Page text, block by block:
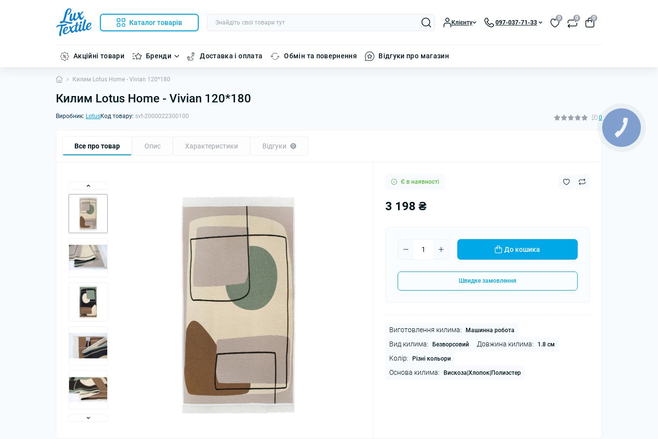
Каталог товарів Клієнту 097-037-71-33
0 0 0
Акційні товари Бренди Доставка і оплата Обмін та повернення Відгуки про магазин
Килим Lotus Home - Vivian 120*180
Килим Lotus Home - Vivian 120*180
Виробник: LotusКод товару: svt-2000022300100 0
Все про товар Опис Характеристики Відгуки 0
Є в наявності
3 198 ₴
До кошика
Швидке замовлення
Виготовлення килима: Машинна робота
Вид килима: Безворсовий Довжина килима: 1.8 см
Колір: Різні кольори
Основа килима: Вискоза|Хлопок|Полиэстер